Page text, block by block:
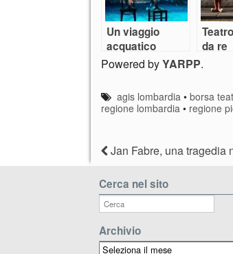
Un viaggio
acquatico
Senza Tempo
da re
Powered byYARPP.
agis lombardia •borsa
regione lombardia • regione
Jan Fabre, una tragedia
Cerca nel sito
Archivio
Archivio